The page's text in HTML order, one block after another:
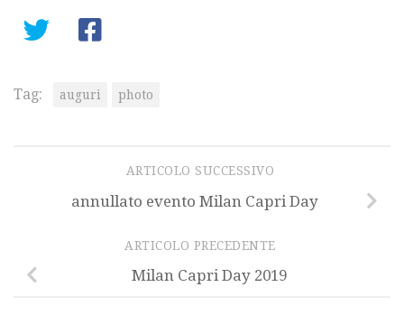
Tag: auguri photo
ARTICOLO SUCCESSIVO
annullato evento Milan Capri Day
ARTICOLO PRECEDENTE
Milan Capri Day 2019